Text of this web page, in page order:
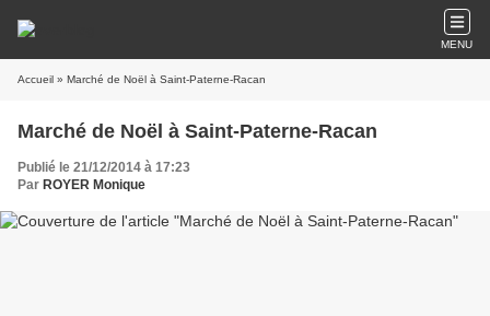
MENU
Accueil » Marché de Noël à Saint-Paterne-Racan
Marché de Noël à Saint-Paterne-Racan
Publié le 21/12/2014 à 17:23
Par ROYER Monique